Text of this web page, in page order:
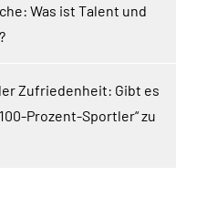
Was ist Talent und
Zufriedenheit: Gibt es
Prozent-Sportler“ zu